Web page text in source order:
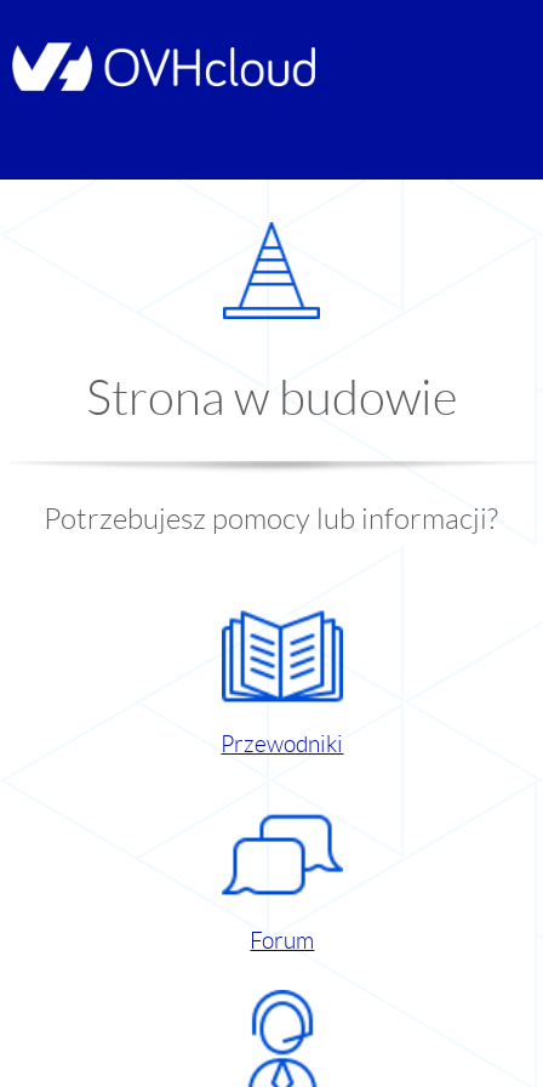
Strona w budowie
Potrzebujesz pomocy lub informacji?
Przewodniki
Forum